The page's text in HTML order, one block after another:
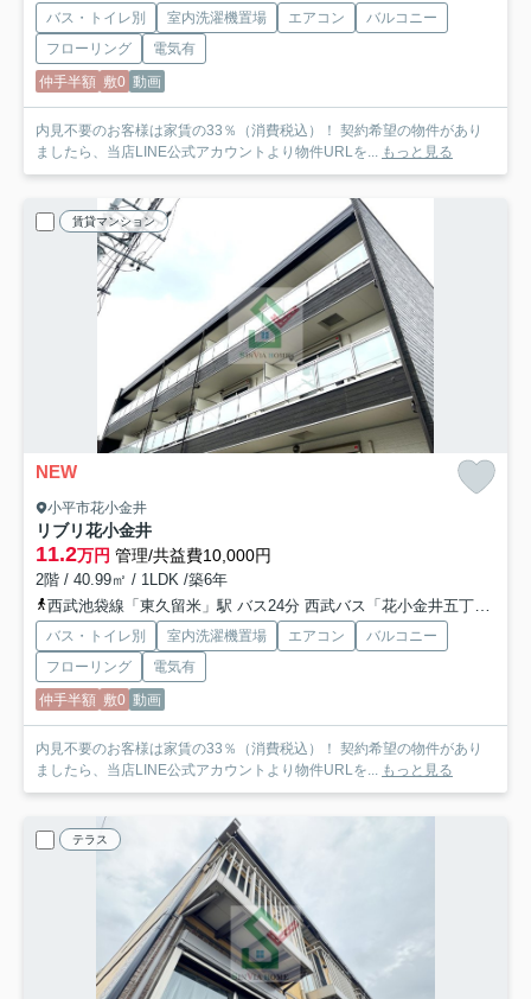
バス・トイレ別 室内洗濯機置場 エアコン
バルコニー
フローリング
電気有
仲手半額 敷0 動画
内見不要のお客様は家賃の33％（消費税込）！ 契約希望の物件があり
ましたら、当店LINE公式アカウントより物件URLを... もっと見る
賃貸マンション
NEW
小平市花小金井
リブリ花小金井
11.2万円 管理/共益費10,000円
2階 / 40.99㎡ / 1LDK /築6年
西武池袋線「東久留米」駅 バス24分 西武バス「花小金井五丁目」 停歩5分
バス・トイレ別 室内洗濯機置場 エアコン
バルコニー
フローリング
電気有
仲手半額 敷0 動画
内見不要のお客様は家賃の33％（消費税込）！ 契約希望の物件があり
ましたら、当店LINE公式アカウントより物件URLを... もっと見る
テラス